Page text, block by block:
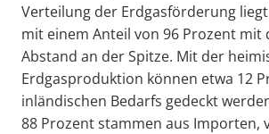
Verteilung der Erdgasförderung
mit einem Anteil von 96 Prozent mit
Abstand an der Spitze. Mit der
Erdgasproduktion können etwa 12
inländischen Bedarfs gedeckt
88 Prozent stammen aus Importen,